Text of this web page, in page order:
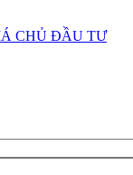
CHỦ ĐẦU TƯ